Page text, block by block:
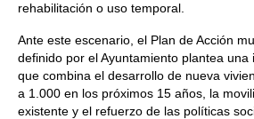
rehabilitación o uso temporal.
Ante este escenario, el Plan de Acción
definido por el Ayuntamiento plantea una
que combina el desarrollo de nueva
a 1.000 en los próximos 15 años, la
existente y el refuerzo de las políticas